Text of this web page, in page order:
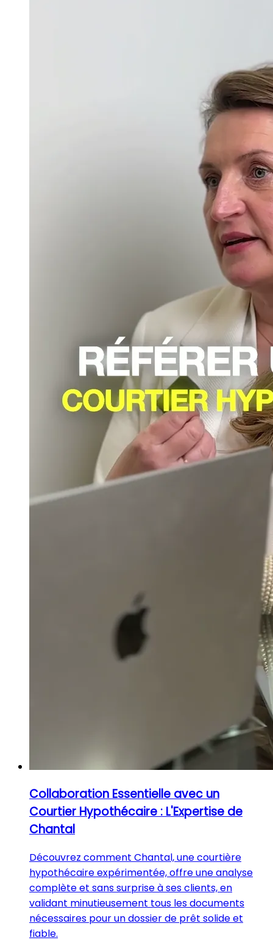
Collaboration Essentielle avec un
Courtier Hypothécaire : L'Expertise de
Chantal
Découvrez comment Chantal, une courtière
hypothécaire expérimentée, offre une analyse
complète et sans surprise à ses clients, en
validant minutieusement tous les documents
nécessaires pour un dossier de prêt solide et
fiable.